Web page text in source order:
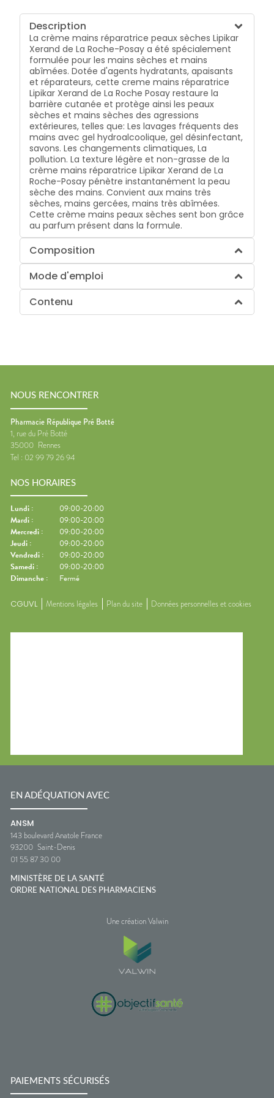
Description
La crème mains réparatrice peaux sèches Lipikar
Xerand de La Roche-Posay a été spécialement
formulée pour les mains sèches et mains
abîmées. Dotée d'agents hydratants, apaisants
et réparateurs, cette creme mains réparatrice
Lipikar Xerand de La Roche Posay restaure la
barrière cutanée et protège ainsi les peaux
sèches et mains sèches des agressions
extérieures, telles que: Les lavages fréquents des
mains avec gel hydroalcoolique, gel désinfectant,
savons. Les changements climatiques, La
pollution. La texture légère et non-grasse de la
crème mains réparatrice Lipikar Xerand de La
Roche-Posay pénètre instantanément la peau
sèche des mains. Convient aux mains très
sèches, mains gercées, mains très abîmées.
Cette crème mains peaux sèches sent bon grâce
au parfum présent dans la formule.
Composition
Mode d'emploi
Contenu
NOUS RENCONTRER
Pharmacie République Pré Botté
1, rue du Pré Botté
35000 Rennes
Tel : 02 99 79 26 94
NOS HORAIRES
Lundi :
09:00-20:00
Mardi :
09:00-20:00
Mercredi :
09:00-20:00
Jeudi :
09:00-20:00
Vendredi :
09:00-20:00
Samedi :
09:00-20:00
Dimanche : Fermé
CGUVL Mentions légales Plan du site Données personnelles et cookies
EN ADÉQUATION AVEC
ANSM
143 boulevard Anatole France
93200 Saint-Denis
01 55 87 30 00
MINISTÈRE DE LA SANTÉ
ORDRE NATIONAL DES PHARMACIENS
Une création Valwin
PAIEMENTS SÉCURISÉS